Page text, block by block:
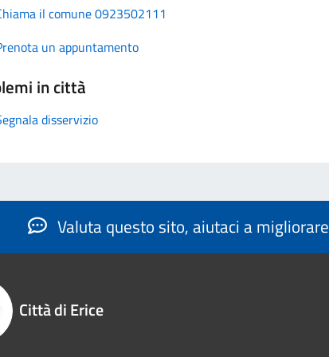
il comune 0923502111
un appuntamento
in città
disservizio
Valuta questo sito, aiutaci a migliorare
Città di Erice